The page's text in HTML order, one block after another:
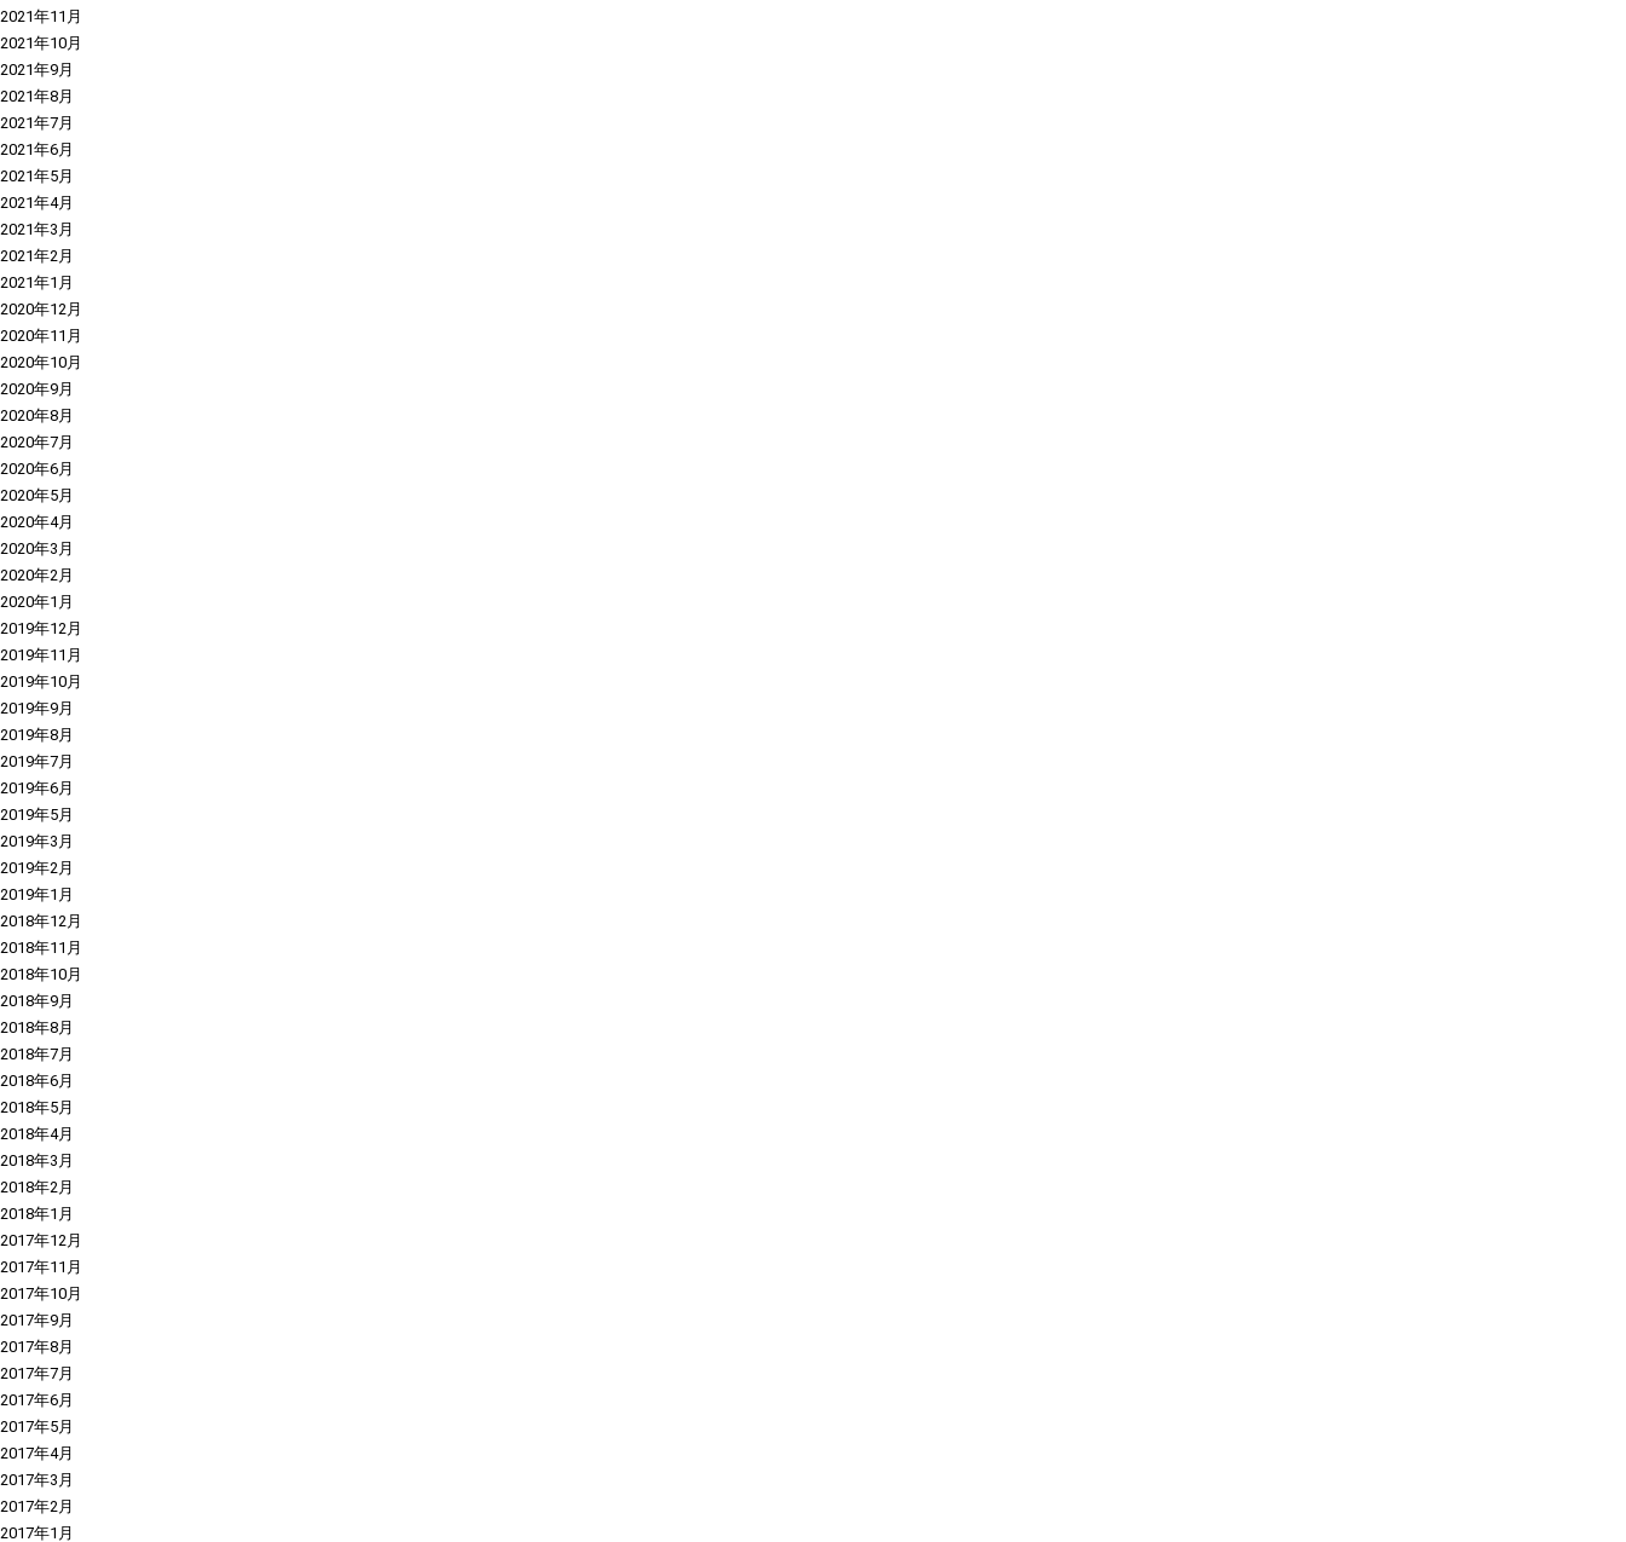
2021年11月
2021年10月
2021年9月
2021年8月
2021年7月
2021年6月
2021年5月
2021年4月
2021年3月
2021年2月
2021年1月
2020年12月
2020年11月
2020年10月
2020年9月
2020年8月
2020年7月
2020年6月
2020年5月
2020年4月
2020年3月
2020年2月
2020年1月
2019年12月
2019年11月
2019年10月
2019年9月
2019年8月
2019年7月
2019年6月
2019年5月
2019年3月
2019年2月
2019年1月
2018年12月
2018年11月
2018年10月
2018年9月
2018年8月
2018年7月
2018年6月
2018年5月
2018年4月
2018年3月
2018年2月
2018年1月
2017年12月
2017年11月
2017年10月
2017年9月
2017年8月
2017年7月
2017年6月
2017年5月
2017年4月
2017年3月
2017年2月
2017年1月